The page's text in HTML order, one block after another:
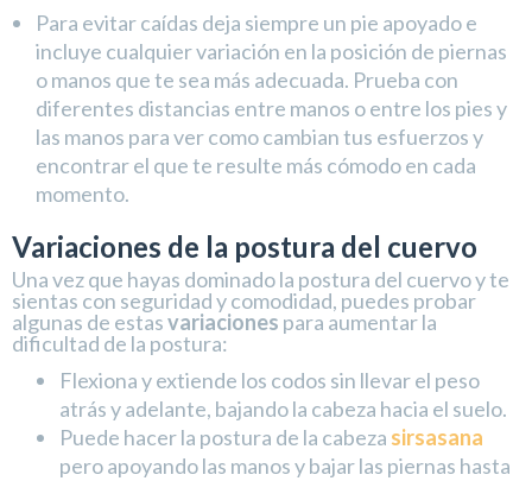
Para evitar caídas deja siempre un pie apoyado e
incluye cualquier variación en la posición de piernas
o manos que te sea más adecuada. Prueba con
diferentes distancias entre manos o entre los pies y
las manos para ver como cambian tus esfuerzos y
encontrar el que te resulte más cómodo en cada
momento.
Variaciones de la postura del cuervo
Una vez que hayas dominado la postura del cuervo y te
sientas con seguridad y comodidad, puedes probar
algunas de estasvariaciones para aumentar la
dificultad de la postura:
Flexiona y extiende los codos sin llevar el peso
atrás y adelante, bajando la cabeza hacia el suelo.
Puede hacer la postura de la cabeza sirsasana
pero apoyando las manos y bajar las piernas hasta